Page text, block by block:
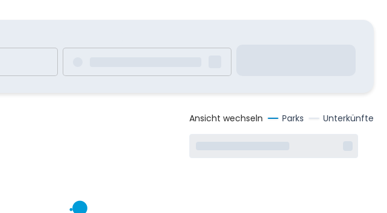
Ansicht wechseln Parks Unterkünfte